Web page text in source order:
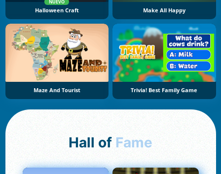
NUEVO
Halloween Craft Make All Happy
Maze And Tourist Trivia! Best Family Game
Hall of Fame